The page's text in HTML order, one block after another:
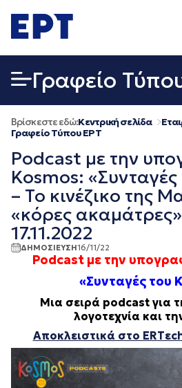
σε
περιεχόμενο
Γραφείο
Βρίσκεστε εδώ:Κεντρική σελίδα
Γραφείο Τύπου ΕΡΤ
Podcast με την
Kosmos:
– Το κινέζικο της
«κόρες
17.11.2022
ΔΗΜΟΣΙΕΥΣΗ16/11/22
Podcast με την
«Συνταγές του
Μια σειρά podcast για
λογοτεχνία και
Αποκλειστικά στο